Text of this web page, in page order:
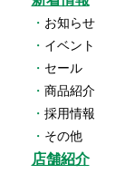
・ お知らせ
・ イベント
・ セール
・ 商品紹介
・ 採用情報
・ その他
店舗紹介